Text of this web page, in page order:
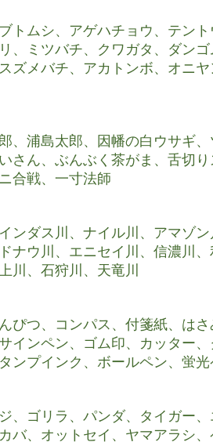
トムシ、アゲハチョウ、テン
、ミツバチ、クワガタ、ダン
ズメバチ、アカトンボ、オニ
、浦島太郎、因幡の白ウサギ
さん、ぶんぶく茶がま、舌切
合戦、一寸法師
ンダス川、ナイル川、アマゾ
ナウ川、エニセイ川、信濃川
川、石狩川、天竜川
ぴつ、コンパス、付箋紙、は
インペン、ゴム印、カッター
ンプインク、ボールペン、蛍
、ゴリラ、パンダ、タイガー
バ、オットセイ、ヤマアラシ